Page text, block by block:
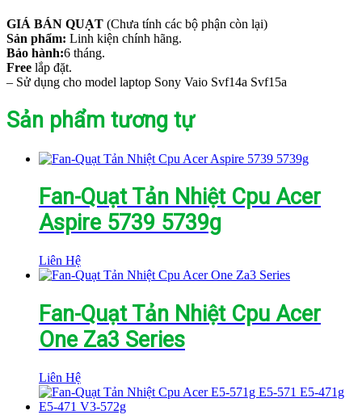
GIÁ BÁN QUẠT (Chưa tính các bộ phận còn lại)
Sản phẩm: Linh kiện chính hãng.
Bảo hành:6 tháng.
Free lắp đặt.
– Sử dụng cho model laptop Sony Vaio Svf14a Svf15a
Sản phẩm tương tự
Fan-Quạt Tản Nhiệt Cpu Acer
Aspire 5739 5739g
Liên Hệ
Fan-Quạt Tản Nhiệt Cpu Acer
One Za3 Series
Liên Hệ